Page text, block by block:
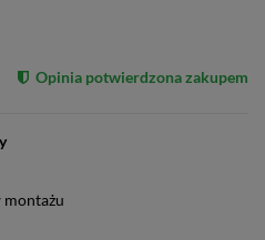
Opinia potwierdzona zakupem
montażu